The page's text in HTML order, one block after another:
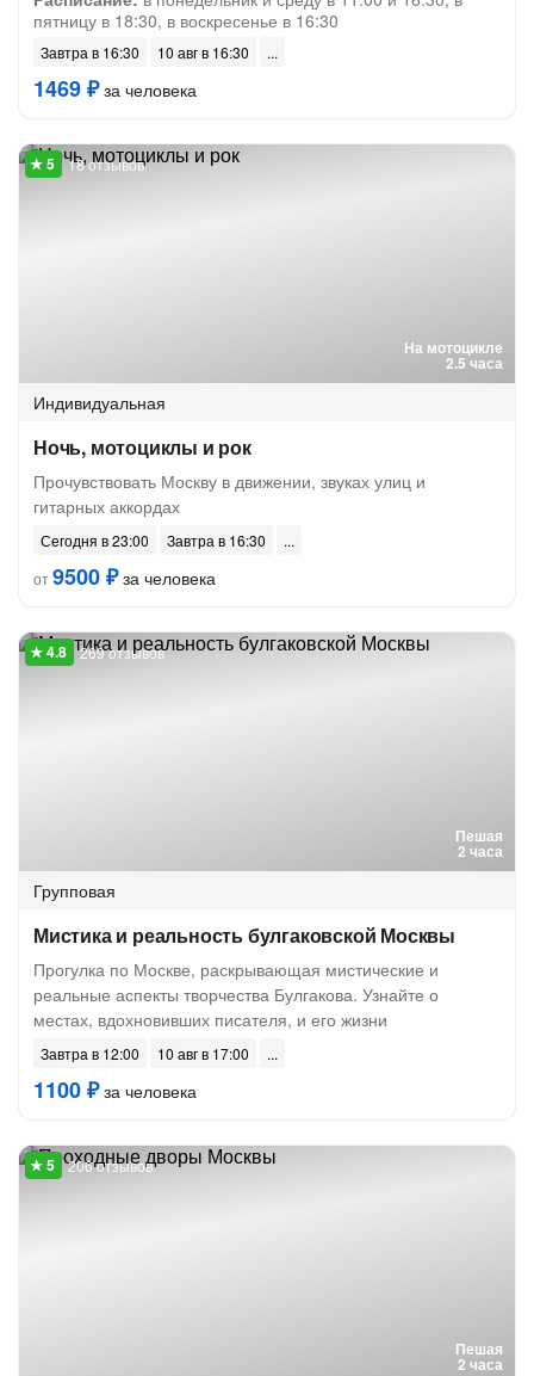
пятницу в 18:30, в воскресенье в 16:30
Завтра в 16:30 10 авг в 16:30
1469 ₽за человека
На мотоцикле
2.5 часа
18 отзывов
Индивидуальная
Ночь, мотоциклы и рок
Прочувствовать Москву в движении, звуках улиц и
гитарных аккордах
Сегодня в 23:00
Завтра в 16:30
от9500 ₽за человека
Пешая
2 часа
269 отзывов
Групповая
Мистика и реальность булгаковской Москвы
Прогулка по Москве, раскрывающая мистические и
реальные аспекты творчества Булгакова. Узнайте о
местах, вдохновивших писателя, и его жизни
Завтра в 12:00 10 авг в 17:00
1100 ₽за человека
Пешая
2 часа
206 отзывов